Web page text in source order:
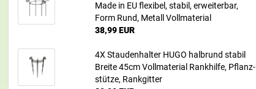
Made in EU fle­xi­bel, sta­bil, er­wei­ter­bar,
Form Rund, Me­tall Voll­ma­te­ri­al
38,99 EUR
4X Stau­den­hal­ter HUGO halb­rund sta­bil
Brei­te 45cm Voll­ma­te­ri­al Rank­hil­fe, Pflanz­
stüt­ze, Rank­git­ter